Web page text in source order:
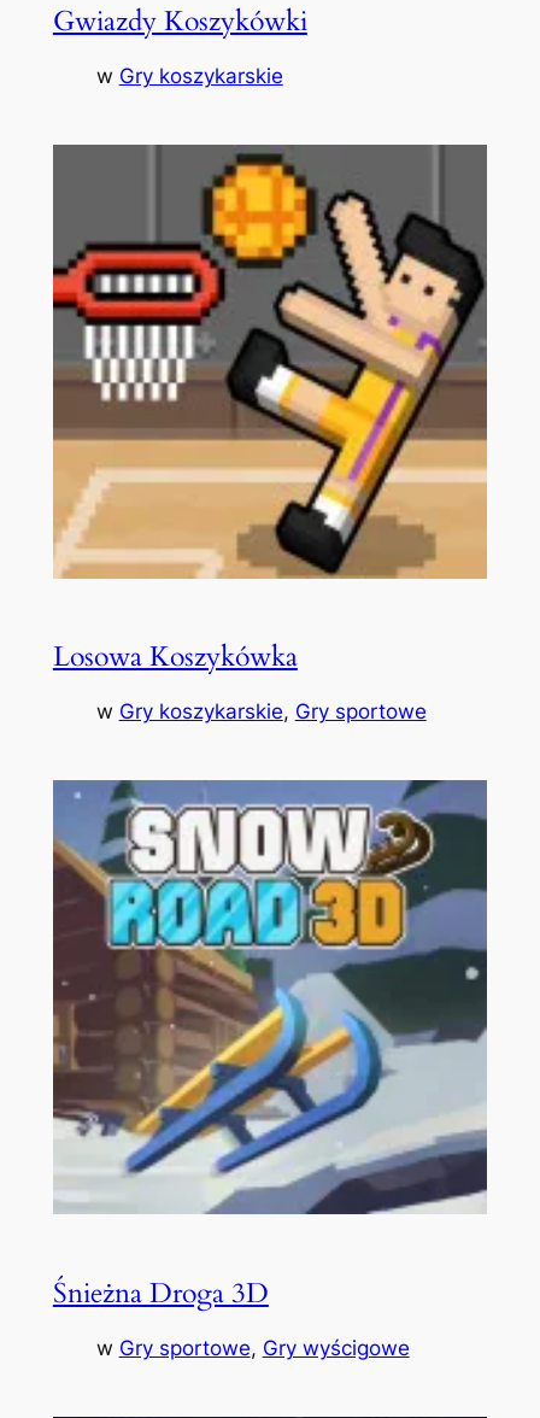
Gwiazdy Koszykówki
w Gry koszykarskie
Losowa Koszykówka
w Gry koszykarskie, Gry sportowe
Śnieżna Droga 3D
w Gry sportowe, Gry wyścigowe